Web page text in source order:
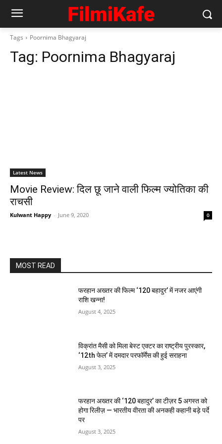
Tags Poornima Bhagyaraj
Tag: Poornima Bhagyaraj
Latest News
Movie Review: दिल छू जाने वाली फिल्‍म ज्‍योतिका की
राचसी
Kulwant Happy - June 9, 2020 0
MOST READ
फरहान अख्तर की फिल्म ‘120 बहादुर’ में नजर आएंगी
राशि खन्ना!
August 4, 2025
विक्रांत मैसी को मिला बेस्ट एक्टर का राष्ट्रीय पुरस्कार,
‘12th फेल’ में दमदार परफॉर्मेंस की हुई सराहना
August 3, 2025
फरहान अख्तर की ‘120 बहादुर’ का टीज़र 5 अगस्त को
होगा रिलीज़ — भारतीय वीरता की अनकही कहानी बड़े पर्दे
पर
August 3, 2025